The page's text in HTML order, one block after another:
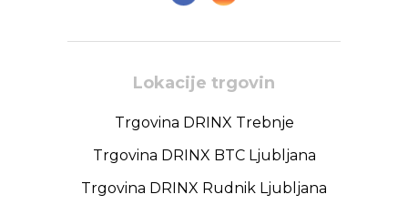
Lokacije trgovin
Trgovina DRINX Trebnje
Trgovina DRINX BTC Ljubljana
Trgovina DRINX Rudnik Ljubljana